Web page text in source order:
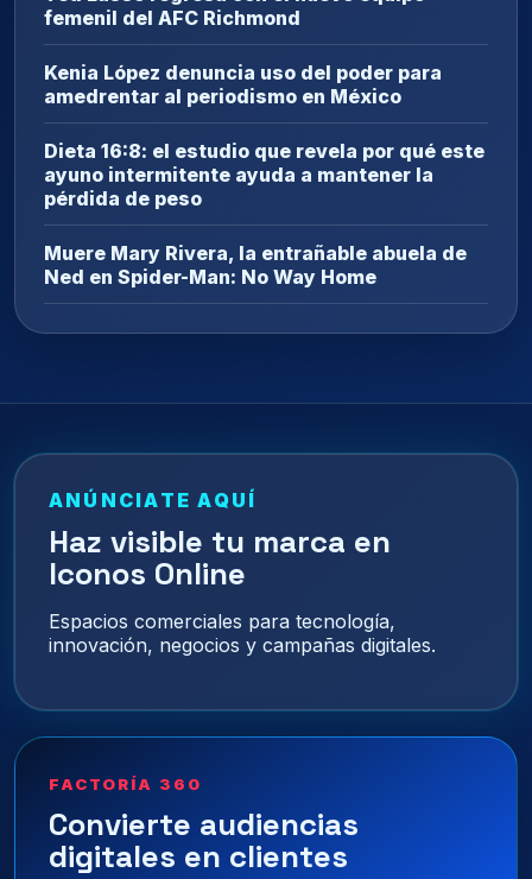
femenil del AFC Richmond
Kenia López denuncia uso del poder para
amedrentar al periodismo en México
Dieta 16:8: el estudio que revela por qué este
ayuno intermitente ayuda a mantener la
pérdida de peso
Muere Mary Rivera, la entrañable abuela de
Ned en Spider-Man: No Way Home
ANÚNCIATE AQUÍ
Haz visible tu marca en
Iconos Online
Espacios comerciales para tecnología,
innovación, negocios y campañas digitales.
FACTORÍA 360
Convierte audiencias
digitales en clientes